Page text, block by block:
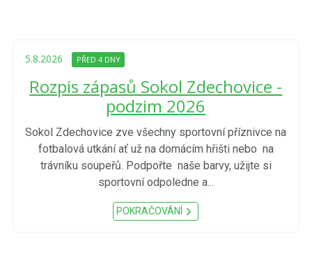
5.8.2026 PŘED 4 DNY
Rozpis zápasů Sokol Zdechovice -
podzim 2026
Sokol Zdechovice zve všechny sportovní příznivce na
fotbalová utkání ať už na domácím hřišti nebo na
trávníku soupeřů. Podpořte naše barvy, užijte si
sportovní odpoledne a...
POKRAČOVÁNÍ